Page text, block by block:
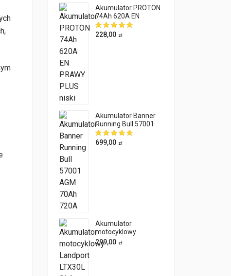
Akumulator PROTON
74Ah 620A EN
PRAWY PLUS niski
228,00 zł
Akumulator Banner
Running Bull 57001
AGM 70Ah 720A
699,00 zł
Akumulator
motocyklowy
Landport LTX30L SLA
30Ah 385A
299,00 zł